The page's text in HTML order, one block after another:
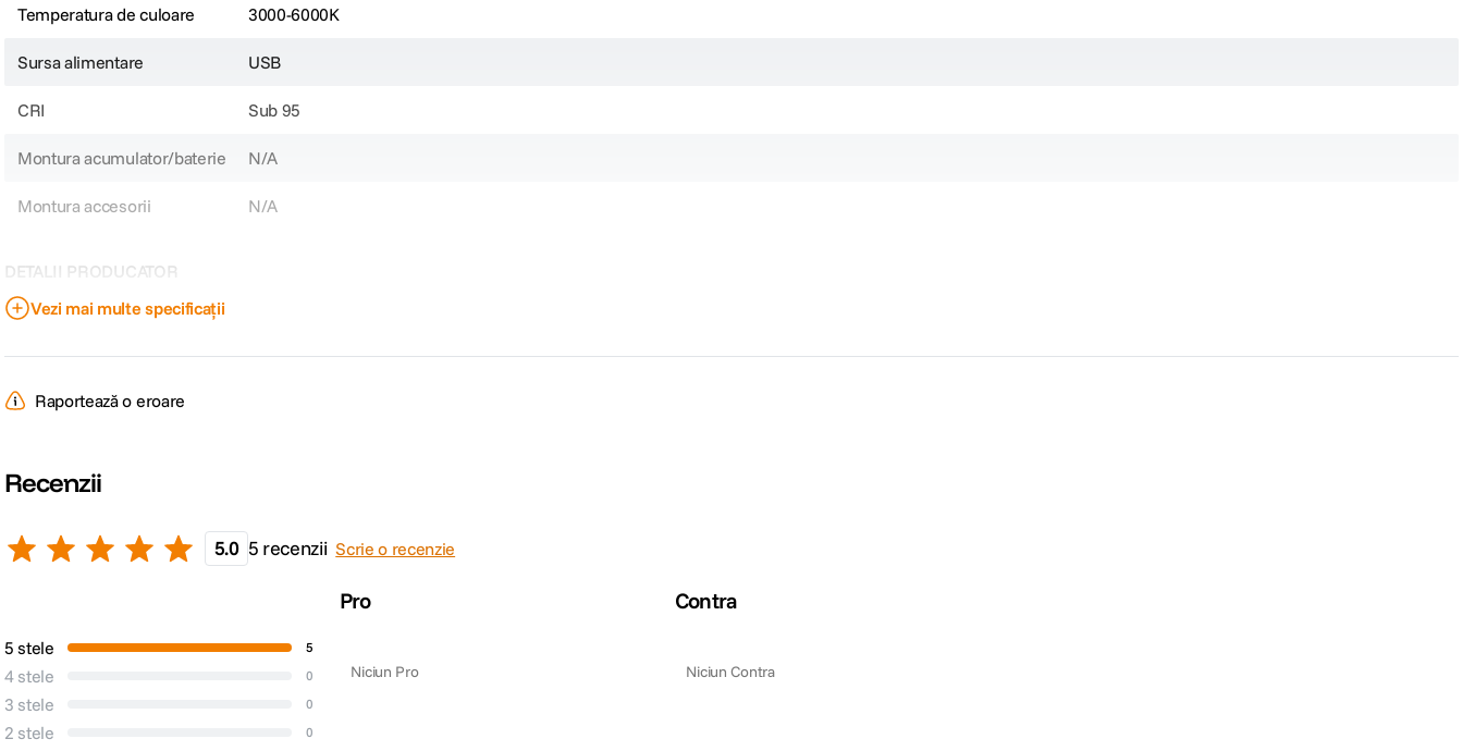
Temperatura de culoare 3000-6000K
Sursa alimentare USB
CRI Sub 95
Montura acumulator/baterie N/A
Montura accesorii N/A
DETALII PRODUCATOR
Cod producator
Vezi mai multe specificații
Raportează o eroare
Recenzii
5.0 5 recenzii Scrie o recenzie
5 stele 5
4 stele 0
3 stele 0
2 stele 0
Pro
Niciun Pro
Contra
Niciun Contra